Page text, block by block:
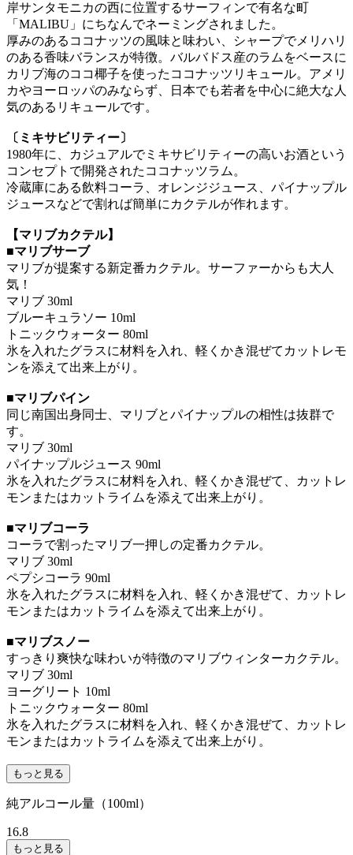
岸サンタモニカの西に位置するサーフィンで有名な町
「MALIBU」にちなんでネーミングされました。
厚みのあるココナッツの風味と味わい、シャープでメリハリ
のある香味バランスが特徴。バルバドス産のラムをベースに
カリブ海のココ椰子を使ったココナッツリキュール。アメリ
カやヨーロッパのみならず、日本でも若者を中心に絶大な人
気のあるリキュールです。
〔ミキサビリティー〕
1980年に、カジュアルでミキサビリティーの高いお酒という
コンセプトで開発されたココナッツラム。
冷蔵庫にある飲料コーラ、オレンジジュース、パイナップル
ジュースなどで割れば簡単にカクテルが作れます。
【マリブカクテル】
■マリブサーブ
マリブが提案する新定番カクテル。サーファーからも大人
気！
マリブ 30ml
ブルーキュラソー 10ml
トニックウォーター 80ml
氷を入れたグラスに材料を入れ、軽くかき混ぜてカットレモ
ンを添えて出来上がり。
■マリブパイン
同じ南国出身同士、マリブとパイナップルの相性は抜群で
す。
マリブ 30ml
パイナップルジュース 90ml
氷を入れたグラスに材料を入れ、軽くかき混ぜて、カットレ
モンまたはカットライムを添えて出来上がり。
■マリブコーラ
コーラで割ったマリブ一押しの定番カクテル。
マリブ 30ml
ペプシコーラ 90ml
氷を入れたグラスに材料を入れ、軽くかき混ぜて、カットレ
モンまたはカットライムを添えて出来上がり。
■マリブスノー
すっきり爽快な味わいが特徴のマリブウィンターカクテル。
マリブ 30ml
ヨーグリート 10ml
トニックウォーター 80ml
氷を入れたグラスに材料を入れ、軽くかき混ぜて、カットレ
モンまたはカットライムを添えて出来上がり。
もっと見る
純アルコール量（100ml）
16.8
もっと見る